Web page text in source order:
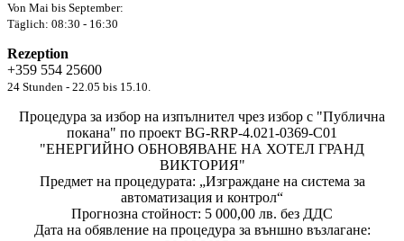
Von Mai bis September:
Täglich: 08:30 - 16:30
Rezeption
+359 554 25600
24 Stunden - 22.05 bis 15.10.
Процедура за избор на изпълнител чрез избор с "Публична
покана" по проект BG-RRP-4.021-0369-C01
"ЕНЕРГИЙНО ОБНОВЯВАНЕ НА ХОТЕЛ ГРАНД
ВИКТОРИЯ"
Предмет на процедурата: „Изграждане на система за
автоматизация и контрол“
Прогнозна стойност: 5 000,00 лв. без ДДС
Дата на обявление на процедура за външно възлагане: